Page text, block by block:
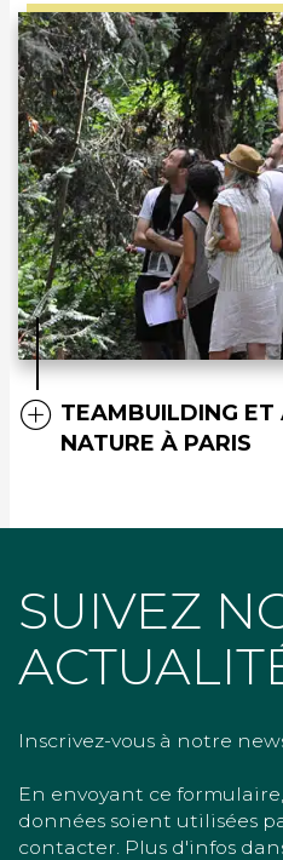
TEAMBUILDING ET
NATURE À PARIS
SUIVEZ
Inscrivez-vous à notre
En envoyant ce
données soient utilisées
contacter. Plus d'infos